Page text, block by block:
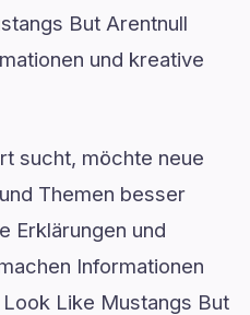
But Arentnull
und kreative
sucht, möchte neue
Themen besser
Erklärungen und
Informationen
Like Mustangs But